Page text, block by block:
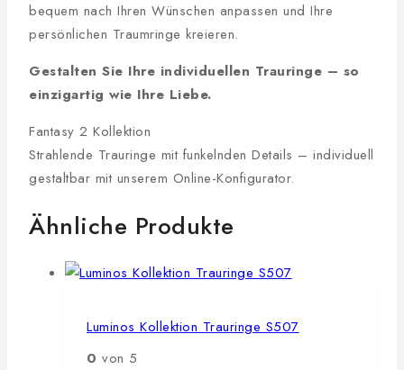
bequem nach Ihren Wünschen anpassen und Ihre
persönlichen Traumringe kreieren.
Gestalten Sie Ihre individuellen Trauringe – so
einzigartig wie Ihre Liebe.
Fantasy 2 Kollektion
Strahlende Trauringe mit funkelnden Details – individuell
gestaltbar mit unserem Online-Konfigurator.
Ähnliche Produkte
Luminos Kollektion Trauringe S507
0 von 5